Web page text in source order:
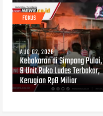
FOKUS
AUG 02, 2026
Kebakaran di Simpang Pulai,
9 Unit Ruko Ludes Terbakar,
Kerugian Rp8 Miliar